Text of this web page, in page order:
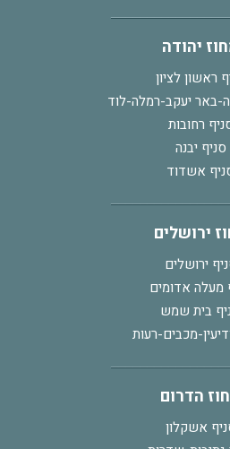
יהודה
ראשון לציון
באר יעקב-רמלה-לוד
רחובות
סניף יבנה
אשדוד
ירושלים
ירושלים
מעלה אדומים
בית שמש
מכבים-רעות
הדרום
אשקלון